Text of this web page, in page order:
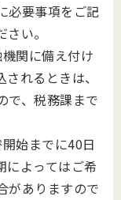
必要事項をご記
い。
関に備え付け
れるときは、
で、税務課まで
始までに40日
によってはご希
がありますので